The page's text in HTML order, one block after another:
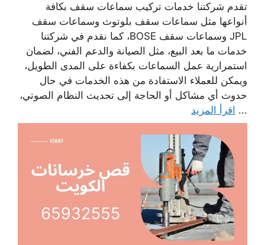
تقدم شركتنا خدمات تركيب سماعات سقف بكافة
أنواعها مثل سماعات سقف بلوتوث وسماعات سقف
JPL وسماعات سقف BOSE، كما نقدم في شركتنا
خدمات ما بعد البيع، مثل الصيانة والدعم الفني، لضمان
استمرارية عمل السماعات بكفاءة على المدى الطويل،
ويمكن للعملاء الاستفادة من هذه الخدمات في حال
حدوث أي مشاكل أو الحاجة إلى تحديث النظام الصوتي،
... اقرأ المزيد